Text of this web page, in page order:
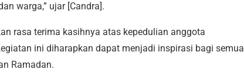
warga,” ujar [Candra].
rasa terima kasihnya atas kepedulian anggota
ini diharapkan dapat menjadi inspirasi bagi semua
Ramadan.